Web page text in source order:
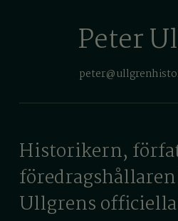
Peter
Historikern,
Ullgrens